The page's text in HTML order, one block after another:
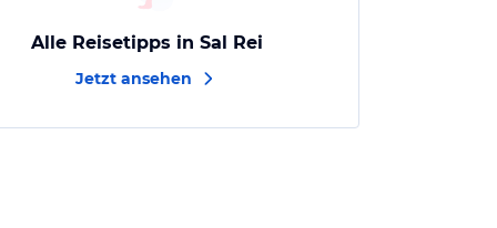
Alle Reisetipps in Sal Rei
Jetzt ansehen